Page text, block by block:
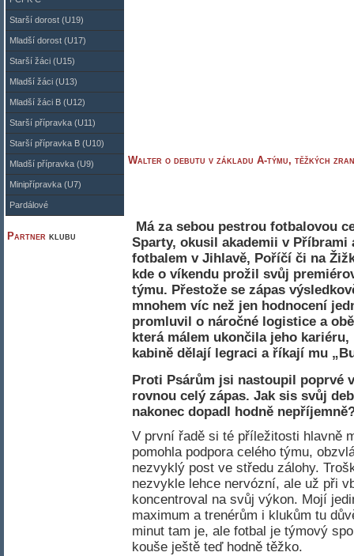
Starší dorost (U19)
Mladší dorost (U17)
Starší žáci (U15)
Mladší žáci (U13)
Mladší žáci B (U12)
Starší přípravka (U11)
Starší přípravka B (U10)
Mladší přípravka (U9)
Minipřípravka (U7)
Pardálové
Partner klubu
Walter o debutu v základu A-týmu, těžkých
Má za sebou pestrou fotbalovou
Sparty, okusil akademii v
fotbalem v Jihlavě, Poříčí či na
kde o víkendu prožil svůj
týmu. Přestože se zápas
mnohem víc než jen hodnocení
promluvil o náročné logistice a
která málem ukončila jeho
kabině dělají legraci a říkají mu
Proti Psárům jsi nastoupil poprvé
rovnou celý zápas. Jak sis svůj
nakonec dopadl hodně
V první řadě si té příležitosti hlavně
pomohla podpora celého týmu,
nezvyklý post ve středu zálohy.
nezvykle lehce nervózní, ale už při
koncentroval na svůj výkon. Mojí
maximum a trenérům i klukům tu
minut tam je, ale fotbal je týmový
kouše ještě teď hodně těžko.